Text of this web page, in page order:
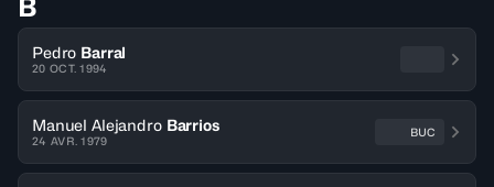
B
Pedro Barral
20 OCT. 1994
Manuel Alejandro Barrios
24 AVR. 1979
BUC